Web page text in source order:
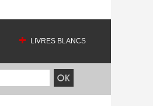
LIVRES BLANCS